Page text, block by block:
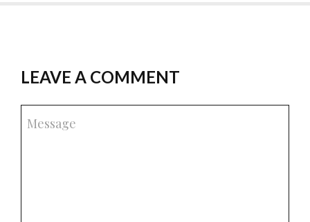
LEAVE A COMMENT